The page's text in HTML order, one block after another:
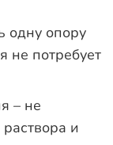
одну опору
не потребует
– не
и